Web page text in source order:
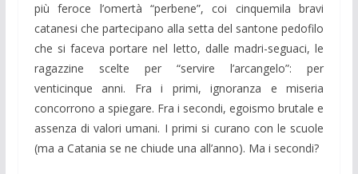
più feroce l’omertà “perbene”, coi cinquemila bravi
catanesi che partecipano alla setta del santone pedofilo
che si faceva portare nel letto, dalle madri-seguaci, le
ragazzine scelte per “servire l’arcangelo”: per
venticinque anni. Fra i primi, ignoranza e miseria
concorrono a spiegare. Fra i secondi, egoismo brutale e
assenza di valori umani. I primi si curano con le scuole
(ma a Catania se ne chiude una all’anno). Ma i secondi?